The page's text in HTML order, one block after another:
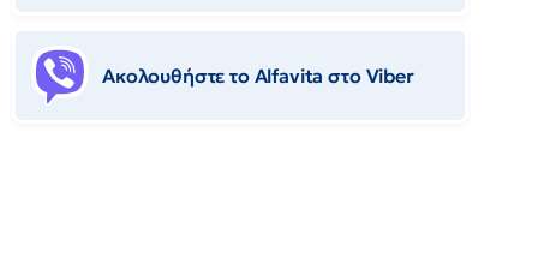
Ακολουθήστε το Αlfavita στο Viber